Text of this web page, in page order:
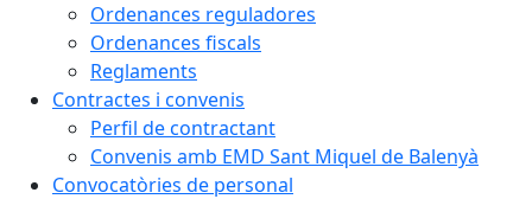
Ordenances reguladores
Ordenances fiscals
Reglaments
Contractes i convenis
Perfil de contractant
Convenis amb EMD Sant Miquel de Balenyà
Convocatòries de personal